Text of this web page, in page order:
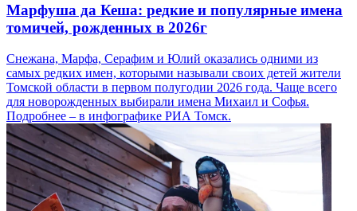
Марфуша да Кеша: редкие и популярные имена
томичей, рожденных в 2026г
Снежана, Марфа, Серафим и Юлий оказались одними из
самых редких имен, которыми называли своих детей жители
Томской области в первом полугодии 2026 года. Чаще всего
для новорожденных выбирали имена Михаил и Софья.
Подробнее – в инфографике РИА Томск.